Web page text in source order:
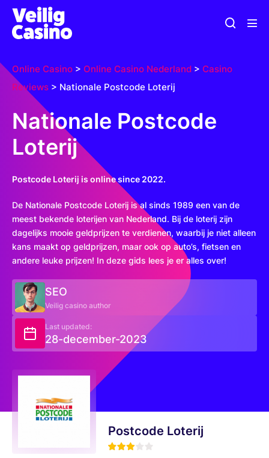
naar
Zoeken
Online Casino > Online Casino Nederland > Casino
Reviews > Nationale Postcode Loterij
Nationale Postcode
Loterij
Postcode Loterij is online since 2022.
De Nationale Postcode Loterij is al sinds 1989 een van de
meest bekende loterijen van Nederland. Bij de loterij zijn
dagelijks mooie geldprijzen te verdienen, waarbij je niet alleen
kans maakt op geldprijzen, maar ook op auto’s, fietsen en
andere leuke prijzen! In deze gids lees je er alles over!
SEO
Veilig casino author
Last updated:
28-december-2023
Postcode Loterij